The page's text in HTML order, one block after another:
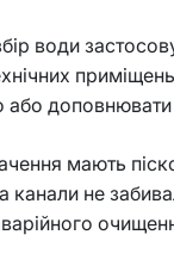
води
або доповнювати
мають
канали не